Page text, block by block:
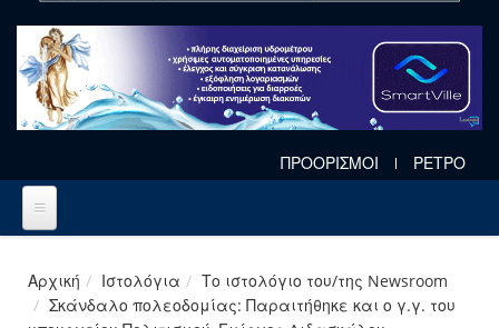
ΠΡΟΟΡΙΣΜΟΙ ΡΕΤΡΟ
Αρχική Ιστολόγια
Το ιστολόγιο του/της Newsroom
Σκάνδαλο πολεοδομίας: Παραιτήθηκε και ο γ.γ. του